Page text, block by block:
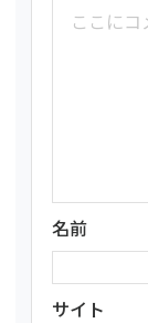
名前
サイト